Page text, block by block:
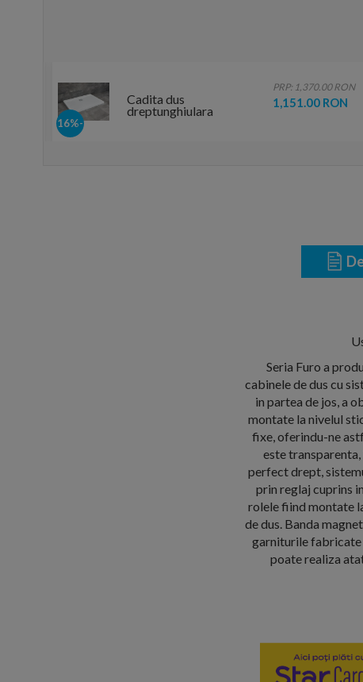
-16%
Cadita dus
dreptunghiulara
Radaway Argos D
PRP: 1,370.00 RON
1,151.00 RON
Seria Furo a
cabinele de dus cu
in partea de jos, a
montate la nivelul
fixe, oferindu-ne
este
perfect drept,
prin reglaj cuprins
rolele fiind montate
de dus. Banda
garniturile fabricate
poate realiza